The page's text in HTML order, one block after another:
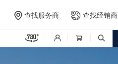
 查找服务商  查找经销商
   